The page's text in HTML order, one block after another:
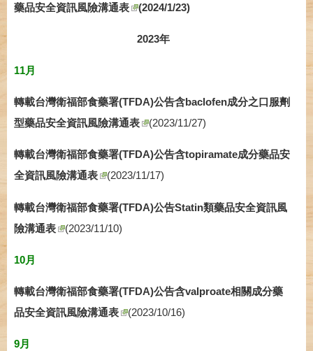
藥品安全資訊風險溝通表
(2024/1/23)
2023年
11月
轉載台灣衛福部食藥署(TFDA)公告含baclofen成分之口服劑
型藥品安全資訊風險溝通表
(2023/11/27)
轉載台灣衛福部食藥署(TFDA)公告含topiramate成分藥品安
全資訊風險溝通表
(2023/11/17)
轉載台灣衛福部食藥署(TFDA)公告Statin類藥品安全資訊風
險溝通表
(2023/11/10)
10月
轉載台灣衛福部食藥署(TFDA)公告含valproate相關成分藥
品安全資訊風險溝通表
(2023/10/16)
9月